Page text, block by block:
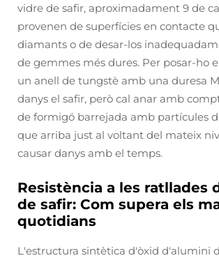
vidre de safir, aproximadament 9 de
provenen de superfícies en contacte
diamants o de desar-los
de gemmes més dures. Per posar-ho
un anell de tungstè amb una duresa
danys el safir, però cal anar amb
de formigó barrejada amb partícules
que arriba just al voltant del mateix
causar danys amb el temps.
Resistència a les ratllades
de safir: Com supera els
quotidians
L'estructura sintètica d'òxid d'alumini